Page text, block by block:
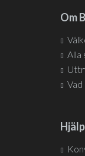
Om
Alla
Vad